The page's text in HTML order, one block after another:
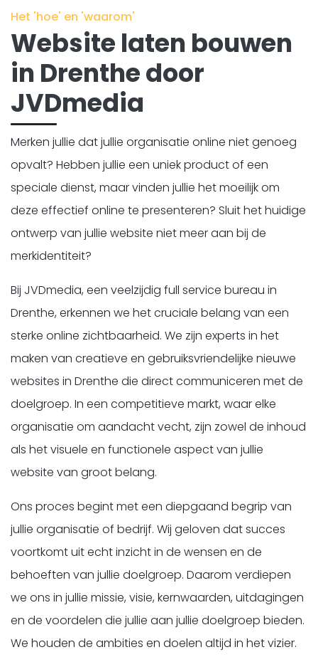
Het 'hoe' en 'waarom'
Website laten bouwen
in Drenthe door
JVDmedia
Merken jullie dat jullie organisatie online niet genoeg
opvalt? Hebben jullie een uniek product of een
speciale dienst, maar vinden jullie het moeilijk om
deze effectief online te presenteren? Sluit het huidige
ontwerp van jullie website niet meer aan bij de
merkidentiteit?
Bij JVDmedia, een veelzijdig full service bureau in
Drenthe, erkennen we het cruciale belang van een
sterke online zichtbaarheid. We zijn experts in het
maken van creatieve en gebruiksvriendelijke nieuwe
websites in Drenthe die direct communiceren met de
doelgroep. In een competitieve markt, waar elke
organisatie om aandacht vecht, zijn zowel de inhoud
als het visuele en functionele aspect van jullie
website van groot belang.
Ons proces begint met een diepgaand begrip van
jullie organisatie of bedrijf. Wij geloven dat succes
voortkomt uit echt inzicht in de wensen en de
behoeften van jullie doelgroep. Daarom verdiepen
we ons in jullie missie, visie, kernwaarden, uitdagingen
en de voordelen die jullie aan jullie doelgroep bieden.
We houden de ambities en doelen altijd in het vizier.